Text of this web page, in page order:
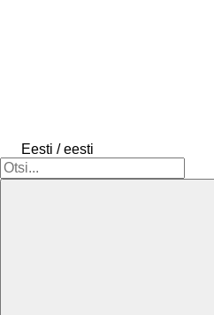
Eesti / eesti